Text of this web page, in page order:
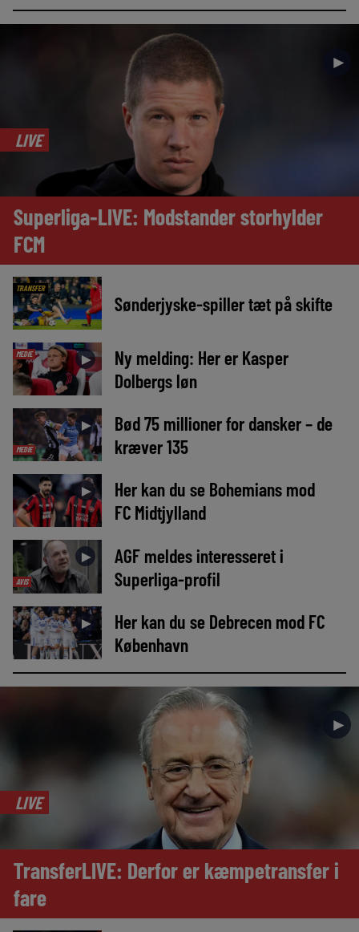
►
LIVE
Superliga-LIVE: Modstander storhylder
FCM
TRANSFER
Sønderjyske-spiller tæt på skifte
MEDIE ►
Ny melding: Her er Kasper
Dolbergs løn
MEDIE
►
Bød 75 millioner for dansker – de
kræver 135
►
Her kan du se Bohemians mod
FC Midtjylland
AVIS
►
AGF meldes interesseret i
Superliga-profil
►
Her kan du se Debrecen mod FC
København
►
LIVE
TransferLIVE: Derfor er kæmpetransfer i
fare